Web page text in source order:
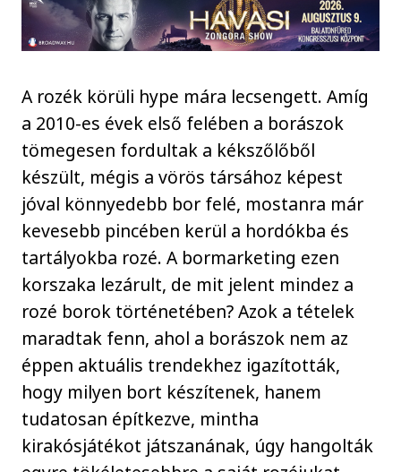
A rozék körüli hype mára lecsengett. Amíg
a 2010-es évek első felében a borászok
tömegesen fordultak a kékszőlőből
készült, mégis a vörös társához képest
jóval könnyedebb bor felé, mostanra már
kevesebb pincében kerül a hordókba és
tartályokba rozé. A bormarketing ezen
korszaka lezárult, de mit jelent mindez a
rozé borok történetében? Azok a tételek
maradtak fenn, ahol a borászok nem az
éppen aktuális trendekhez igazították,
hogy milyen bort készítenek, hanem
tudatosan építkezve, mintha
kirakósjátékot játszanának, úgy hangolták